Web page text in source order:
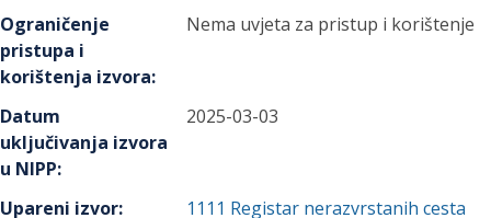
Ograničenje
pristupa i
korištenja izvora:
Nema uvjeta za pristup i korištenje
Datum
uključivanja izvora
u NIPP:
2025-03-03
Upareni izvor: 1111 Registar nerazvrstanih cesta